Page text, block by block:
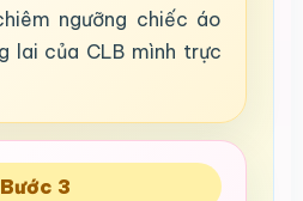
ngưỡng chiếc áo
lai của CLB mình trực
Bước 3